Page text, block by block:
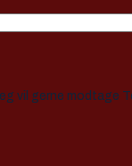
vil gerne modtage